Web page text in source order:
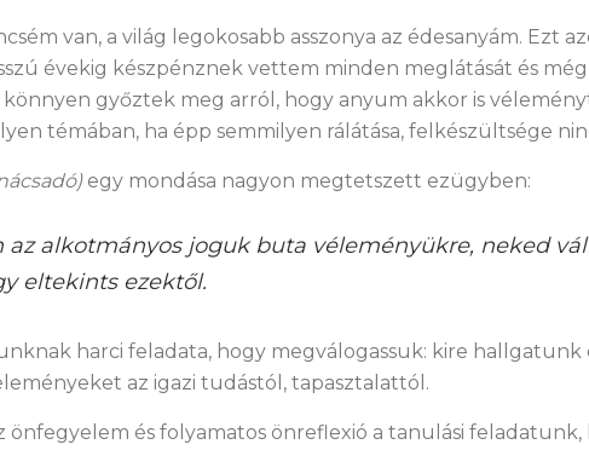
van, a világ legokosabb asszonya az édesanyám. Ezt
évekig készpénznek vettem minden meglátását és még
könnyen győztek meg arról, hogy anyum akkor is
témában, ha épp semmilyen rálátása, felkészültsége
egy mondása nagyon megtetszett ezügyben:
az alkotmányos joguk buta véleményükre, neked
eltekints ezektől.
harci feladata, hogy megválogassuk: kire hallgatunk
az igazi tudástól, tapasztalattól.
önfegyelem és folyamatos önreflexió a tanulási feladatunk,